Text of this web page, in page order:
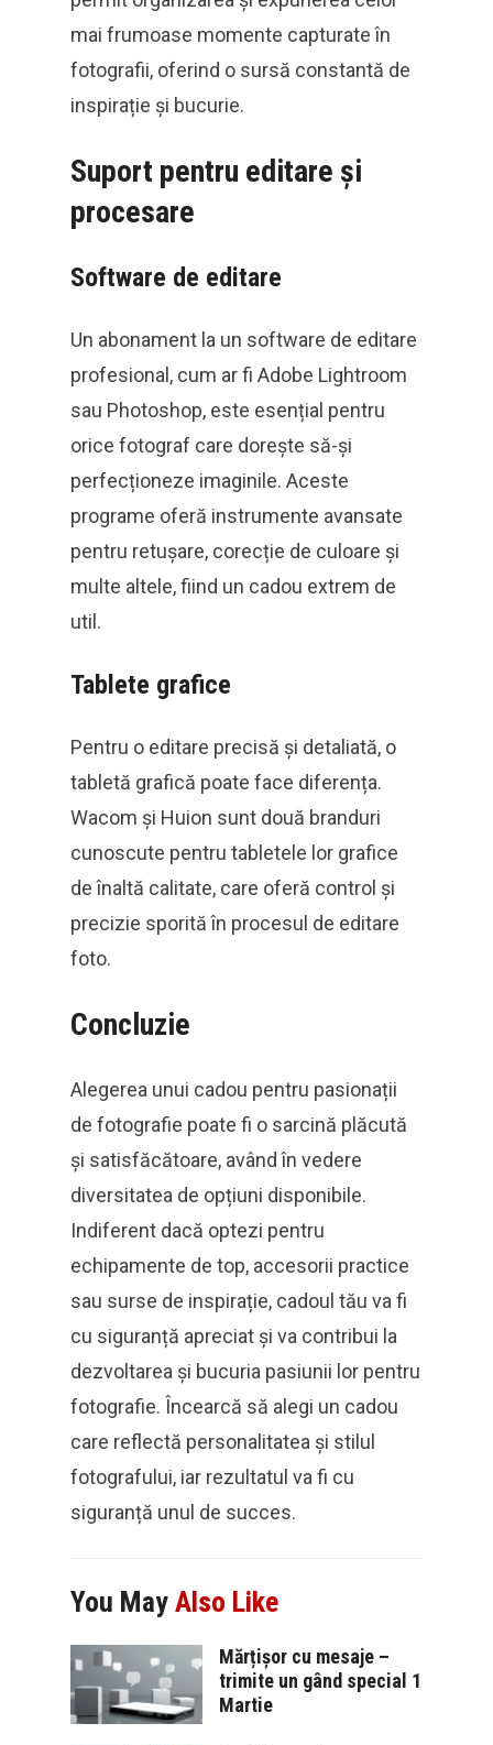
mai frumoase momente capturate în
fotografii, oferind o sursă constantă de
inspirație și bucurie.
Suport pentru editare și
procesare
Software de editare
Un abonament la un software de editare
profesional, cum ar fi Adobe Lightroom
sau Photoshop, este esențial pentru
orice fotograf care dorește să-și
perfecționeze imaginile. Aceste
programe oferă instrumente avansate
pentru retușare, corecție de culoare și
multe altele, fiind un cadou extrem de
util.
Tablete grafice
Pentru o editare precisă și detaliată, o
tabletă grafică poate face diferența.
Wacom și Huion sunt două branduri
cunoscute pentru tabletele lor grafice
de înaltă calitate, care oferă control și
precizie sporită în procesul de editare
foto.
Concluzie
Alegerea unui cadou pentru pasionații
de fotografie poate fi o sarcină plăcută
și satisfăcătoare, având în vedere
diversitatea de opțiuni disponibile.
Indiferent dacă optezi pentru
echipamente de top, accesorii practice
sau surse de inspirație, cadoul tău va fi
cu siguranță apreciat și va contribui la
dezvoltarea și bucuria pasiunii lor pentru
fotografie. Încearcă să alegi un cadou
care reflectă personalitatea și stilul
fotografului, iar rezultatul va fi cu
siguranță unul de succes.
You May Also Like
Mărțișor cu mesaje –
trimite un gând special 1
Martie